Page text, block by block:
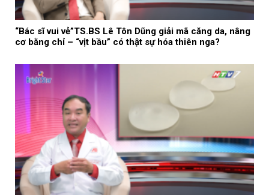
“Bác sĩ vui vẻ”TS.BS Lê Tôn Dũng giải mã căng da, nâng
cơ bằng chỉ – “vịt bầu” có thật sự hóa thiên nga?